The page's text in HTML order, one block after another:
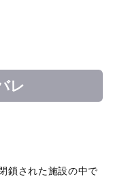
レ
鎖された施設の中で